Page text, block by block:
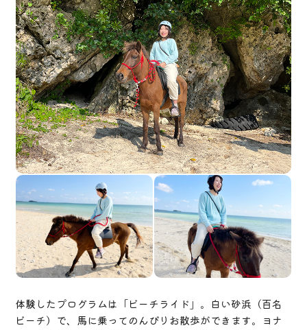
体験したプログラムは「ビーチライド」。白い砂浜（百名
ビーチ）で、馬に乗ってのんびりお散歩ができます。ヨナ